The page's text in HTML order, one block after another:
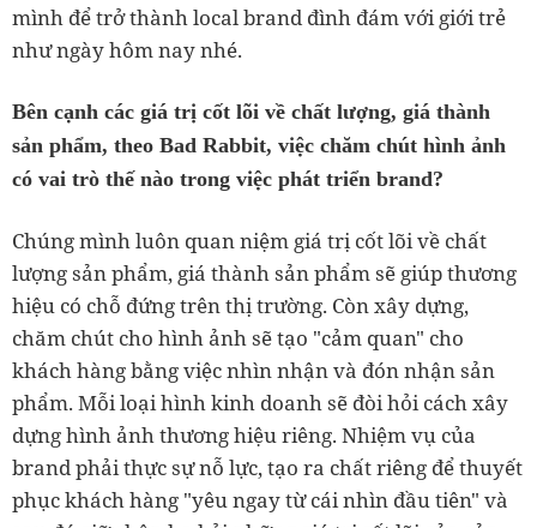
mình để trở thành local brand đình đám với giới trẻ
như ngày hôm nay nhé.
Bên cạnh các giá trị cốt lõi về chất lượng, giá thành
sản phẩm, theo Bad Rabbit, việc chăm chút hình ảnh
có vai trò thế nào trong việc phát triển brand?
Chúng mình luôn quan niệm giá trị cốt lõi về chất
lượng sản phẩm, giá thành sản phẩm sẽ giúp thương
hiệu có chỗ đứng trên thị trường. Còn xây dựng,
chăm chút cho hình ảnh sẽ tạo "cảm quan" cho
khách hàng bằng việc nhìn nhận và đón nhận sản
phẩm. Mỗi loại hình kinh doanh sẽ đòi hỏi cách xây
dựng hình ảnh thương hiệu riêng. Nhiệm vụ của
brand phải thực sự nỗ lực, tạo ra chất riêng để thuyết
phục khách hàng "yêu ngay từ cái nhìn đầu tiên" và